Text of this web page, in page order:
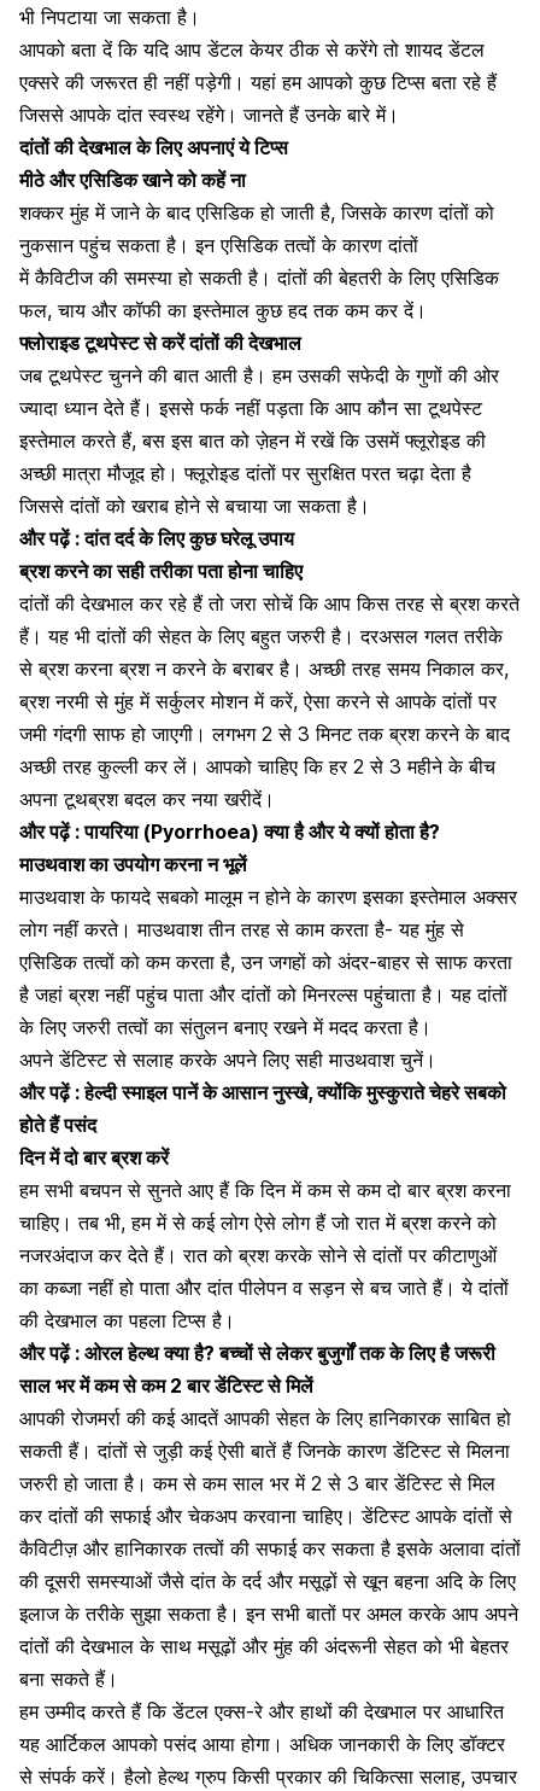
भी निपटाया जा सकता है।
आपको बता दें कि यदि आप डेंटल केयर ठीक से करेंगे तो शायद डेंटल
एक्सरे की जरूरत ही नहीं पड़ेगी। यहां हम आपको कुछ टिप्स बता रहे हैं
जिससे आपके दांत स्वस्थ रहेंगे। जानते हैं उनके बारे में।
दांतों की देखभाल के लिए अपनाएं ये टिप्स
मीठे और एसिडिक खाने को कहें ना
शक्कर मुंह में जाने के बाद एसिडिक हो जाती है, जिसके कारण दांतों को
नुकसान पहुंच सकता है। इन एसिडिक तत्वों के कारण दांतों
में कैविटीज की समस्या हो सकती है। दांतों की बेहतरी के लिए एसिडिक
फल,चाय औरकॉफी का इस्तेमाल कुछ हद तक कम कर दें।
फ्लोराइड टूथपेस्ट से करें दांतों की देखभाल
जब टूथपेस्ट चुनने की बात आती है। हम उसकी सफेदी के गुणों की ओर
ज्यादा ध्यान देते हैं। इससे फर्क नहीं पड़ता कि आप कौन सा टूथपेस्ट
इस्तेमाल करते हैं, बस इस बात को ज़ेहन में रखें कि उसमें फ्लूरोइड की
अच्छी मात्रा मौजूद हो। फ्लूरोइड दांतों पर सुरक्षित परत चढ़ा देता है
जिससे दांतों को खराब होने से बचाया जा सकता है।
और पढ़ें : दांत दर्द के लिए कुछ घरेलू उपाय
ब्रश करने कासहीतरीका पता होना चाहिए
दांतों की देखभाल कर रहे हैं तो जरा सोचें कि आप किस तरह सेब्रशकरते
हैं। यह भीदांतों की सेहतके लिए बहुत जरुरी है। दरअसल गलत तरीके
सेब्रश करना ब्रश न करने के बराबर है। अच्छी तरह समय निकाल कर,
ब्रश नरमी से मुंह में सर्कुलर मोशन में करें, ऐसा करने से आपके दांतों पर
जमी गंदगी साफ हो जाएगी। लगभग 2 से 3 मिनट तक ब्रश करने के बाद
अच्छी तरह कुल्ली कर लें। आपको चाहिए कि हर 2 से 3 महीने के बीच
अपना टूथब्रश बदल कर नया खरीदें।
और पढ़ें :पायरिया (Pyorrhoea) क्या है और ये क्यों होता है?
माउथवाश का उपयोग करना न भूलें
माउथवाश के फायदेसबको मालूम न होने के कारण इसका इस्तेमाल अक्सर
लोग नहीं करते। माउथवाश तीन तरह से काम करता है- यह मुंह से
एसिडिक तत्वों को कम करता है, उन जगहों को अंदर-बाहर से साफ करता
है जहां ब्रश नहीं पहुंच पाता और दांतों को मिनरल्स पहुंचाता है। यह दांतों
के लिए जरुरी तत्वों का संतुलन बनाए रखने में मदद करता है।
अपनेडेंटिस्ट से सलाह करके अपने लिए सही माउथवाश चुनें।
और पढ़ें :हेल्दी स्माइल पानें के आसान नुस्खे, क्योंकि मुस्कुराते चेहरे सबको
होते हैं पसंद
दिन में दो बार ब्रश करें
हम सभीबचपनसे सुनते आए हैं कि दिन में कम से कम दो बार ब्रश करना
चाहिए। तब भी, हम में से कई लोग ऐसे लोग हैं जो रात में ब्रश करने को
नजरअंदाज कर देते हैं। रात को ब्रश करके सोने से दांतों पर कीटाणुओं
का कब्जा नहीं हो पाता औरदांत पीलेपनव सड़न से बच जाते हैं। ये दांतों
की देखभाल का पहला टिप्स है।
और पढ़ें : ओरल हेल्थ क्या है? बच्चों से लेकर बुजुर्गों तक के लिए है जरूरी
साल भर में कम से कम 2 बार डेंटिस्ट से मिलें
आपकी रोजमर्रा की कई आदतें आपकी सेहत के लिए हानिकारक साबित हो
सकती हैं। दांतों से जुड़ी कई ऐसी बातें हैं जिनके कारण डेंटिस्ट से मिलना
जरुरी हो जाता है। कम से कम साल भर में 2 से 3 बार डेंटिस्ट से मिल
कर दांतों की सफाई और चेकअप करवाना चाहिए। डेंटिस्ट आपके दांतों से
कैविटीज़ और हानिकारक तत्वों की सफाई कर सकता है इसके अलावा दांतों
की दूसरी समस्याओं जैसेदांत के दर्दऔर मसूढ़ों से खून बहना अदि के लिए
इलाज के तरीके सुझा सकता है। इन सभी बातों पर अमल करके आप अपने
दांतों की देखभाल के साथ मसूढ़ों और मुंह की अंदरूनी सेहत को भी बेहतर
बना सकते हैं।
हम उम्मीद करते हैं कि डेंटल एक्स-रे और हाथों की देखभाल पर आधारित
यह आर्टिकल आपको पसंद आया होगा। अधिक जानकारी के लिए डॉक्टर
से संपर्क करें। हैलो हेल्थ ग्रुप किसी प्रकार की चिकित्सा सलाह, उपचार